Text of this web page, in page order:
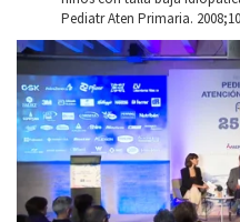
Pediatr Aten Primaria.